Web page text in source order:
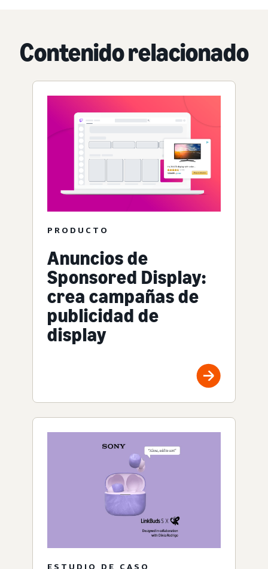
Contenido relacionado
PRODUCTO
Anuncios de
Sponsored Display:
crea campañas de
publicidad de
display
ESTUDIO DE CASO